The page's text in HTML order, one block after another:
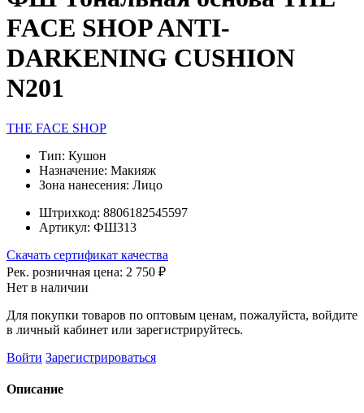
FACE SHOP ANTI-
DARKENING CUSHION
N201
THE FACE SHOP
Тип: Кушон
Назначение: Макияж
Зона нанесения: Лицо
Штрихкод: 8806182545597
Артикул: ФШ313
Скачать сертификат качества
Рек. розничная цена: 2 750 ₽
Нет в наличии
Для покупки товаров по оптовым ценам, пожалуйста, войдите
в личный кабинет или зарегистрируйтесь.
Войти Зарегистрироваться
Описание